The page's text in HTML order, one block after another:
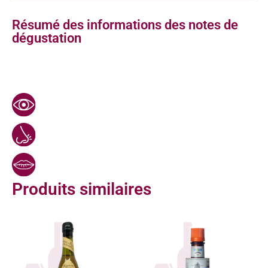
Résumé des informations des notes de
dégustation
Produits similaires